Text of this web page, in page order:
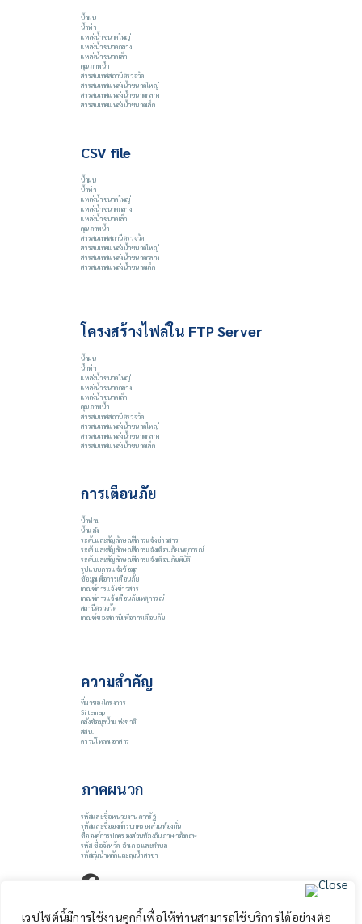
เวปไซต์นี้มีการใช้งานคุกกี้เพื่อให้ท่านสามารถใช้บริการได้อย่างต่อ
น้ำฝน
น้ำท่า
แหล่งน้ำขนาดใหญ่
แหล่งน้ำขนาดกลาง
แหล่งน้ำขนาดเล็ก
คุณภาพน้ำ
สารสนเทศสถานีตรวจวัด
สารสนเทศแหล่งน้ำขนาดใหญ่
สารสนเทศแหล่งน้ำขนาดกลาง
สารสนเทศแหล่งน้ำขนาดเล็ก
CSV file
น้ำฝน
น้ำท่า
แหล่งน้ำขนาดใหญ่
แหล่งน้ำขนาดกลาง
แหล่งน้ำขนาดเล็ก
คุณภาพน้ำ
สารสนเทศสถานีตรวจวัด
สารสนเทศแหล่งน้ำขนาดใหญ่
สารสนเทศแหล่งน้ำขนาดกลาง
สารสนเทศแหล่งน้ำขนาดเล็ก
โครงสร้างไฟล์ใน FTP Server
น้ำฝน
น้ำท่า
แหล่งน้ำขนาดใหญ่
แหล่งน้ำขนาดกลาง
แหล่งน้ำขนาดเล็ก
คุณภาพน้ำ
สารสนเทศสถานีตรวจวัด
สารสนเทศแหล่งน้ำขนาดใหญ่
สารสนเทศแหล่งน้ำขนาดกลาง
สารสนเทศแหล่งน้ำขนาดเล็ก
การเตือนภัย
น้ำท่วม
น้ำแล้ง
ระดับและสัญลักษณ์สีการแจ้งข่าวสาร
ระดับและสัญลักษณ์สีการแจ้งเตือนภัยเหตุการณ์
ระดับและสัญลักษณ์สีการแจ้งเตือนภัยพิบัติ
รูปแบบการแจ้งข้อมูล
ข้อมูลเพื่อการเตือนภัย
เกณฑ์การแจ้งข่าวสาร
เกณฑ์การแจ้งเตือนภัยเหตุการณ์
สถานีตรวจวัด
เกณฑ์ของสถานีเพื่อการเตือนภัย
ความสำคัญ
ที่มาของโครงการ
Sitemap
คลังข้อมูลน้ำแห่งชาติ
สสน.
ดาวน์โหลดเอกสาร
ภาคผนวก
รหัสและชื่อหน่วยงานภาครัฐ
รหัสและชื่อองค์กรปกครองส่วนท้องถิ่น
ชื่อองค์การปกครองส่วนท้องถิ่นภาษาอังกฤษ
รหัส ชื่อจังหวัด อำเภอ และตำบล
รหัสลุ่มน้ำหลักและลุ่มน้ำสาขา